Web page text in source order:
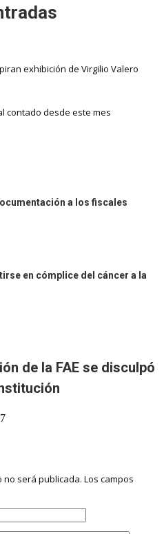
exhibición de Virgilio Valero
contado desde este mes
a los fiscales
en cómplice del cáncer a la
de la FAE se disculpó
no será publicada. Los campos